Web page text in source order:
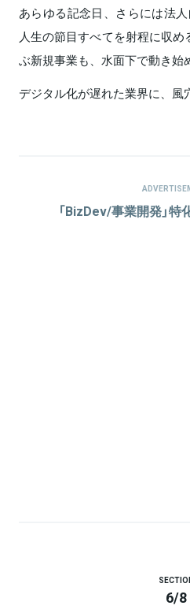
あらゆる記念日、さらには法
人生の節目すべてを射程に収
ぶ新規事業も、水面下で動き始
デジタル化が遅れた業界に、風
「BizDev/事業開発」
6/8